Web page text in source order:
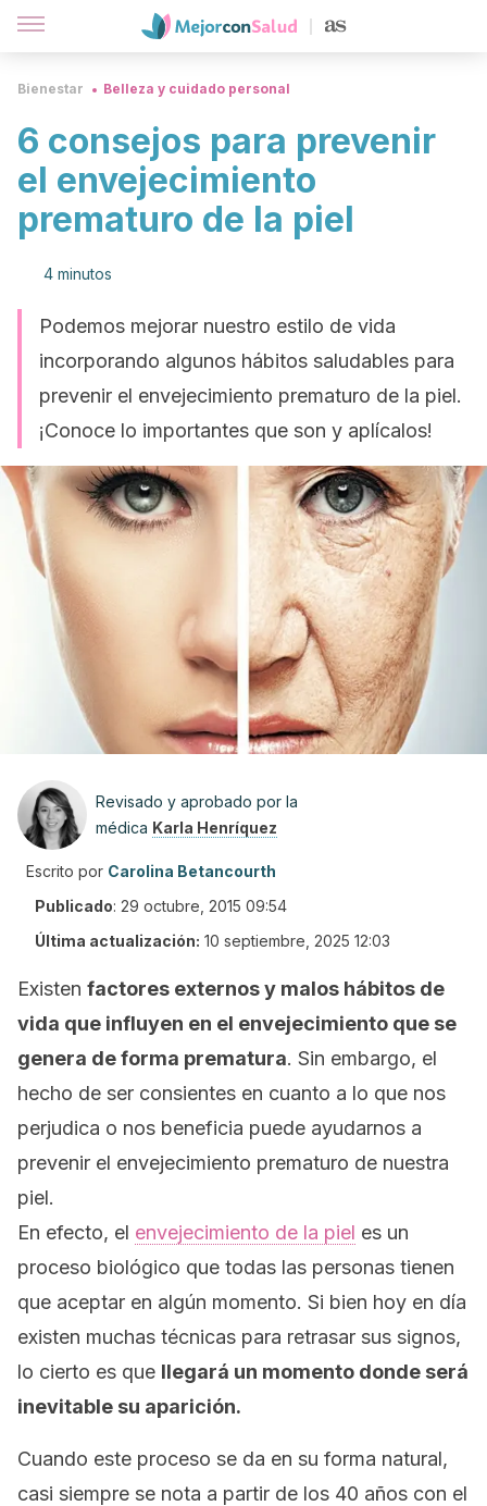
Bienestar Belleza y cuidado personal
6 consejos para prevenir
el envejecimiento
prematuro de la piel
4 minutos
Podemos mejorar nuestro estilo de vida
incorporando algunos hábitos saludables para
prevenir el envejecimiento prematuro de la piel.
¡Conoce lo importantes que son y aplícalos!
Revisado y aprobado por la
médica Karla Henríquez
Escrito por Carolina Betancourth
Publicado: 29 octubre, 2015 09:54
Última actualización: 10 septiembre, 2025 12:03
Existen factores externos y malos hábitos de
vida que influyen en el envejecimiento que se
genera de forma prematura. Sin embargo, el
hecho de ser consientes en cuanto a lo que nos
perjudica o nos beneficia puede ayudarnos a
prevenir el envejecimiento prematuro de nuestra
piel.
En efecto, el envejecimiento de la piel es un
proceso biológico que todas las personas tienen
que aceptar en algún momento. Si bien hoy en día
existen muchas técnicas para retrasar sus signos,
lo cierto es que llegará un momento donde será
inevitable su aparición.
Cuando este proceso se da en su forma natural,
casi siempre se nota a partir de los 40 años con el